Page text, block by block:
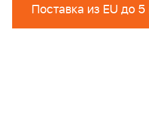
Поставка из EU до